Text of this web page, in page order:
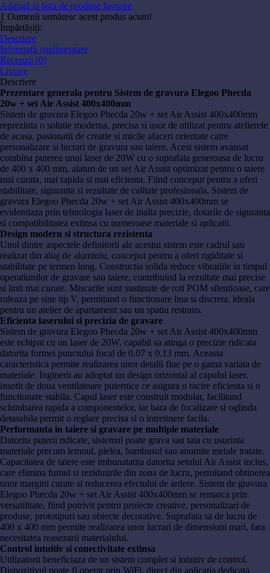
Adaugă la lista de produse favorite
1 Oamenii urmăresc acest produs acum!
Împărtășiți:
Descriere
Informații suplimentare
Recenzii (0)
Livrare
Descriere
Prezentare generala pentru Sistem de gravura Elegoo Phecda
20w + set Air Assist 400x400mm
Sistem de gravura Elegoo Phecda 20w + set Air Assist 400x400mm
reprezinta o solutie moderna, precisa si usor de utilizat pentru atelierele
de acasa, pasionatii de creatie si micile afaceri orientate catre
personalizare si lucrari de gravura sau taiere. Acest sistem avansat
combina puterea unui laser de 20W cu o suprafata generoasa de lucru
de 400 x 400 mm, alaturi de un set Air Assist optimizat pentru o taiere
mai curata, mai rapida si mai eficienta. Fiind conceput pentru a oferi
stabilitate, siguranta si rezultate de calitate profesionala, Sistem de
gravura Elegoo Phecda 20w + set Air Assist 400x400mm se
evidentiaza prin tehnologia laser de inalta precizie, dotarile de siguranta
si compatibilitatea extinsa cu numeroase materiale si aplicatii.
Design modern si structura rezistenta
Unul dintre aspectele definitorii ale acestui sistem este cadrul sau
realizat din aliaj de aluminiu, conceput pentru a oferi rigiditate si
stabilitate pe termen lung. Constructia solida reduce vibratiile in timpul
operatiunilor de gravare sau taiere, contribuind la rezultate mai precise
si linii mai curate. Miscarile sunt sustinute de roti POM silentioase, care
ruleaza pe sine tip V, permitand o functionare lina si discreta, ideala
pentru un atelier de apartament sau un spatiu restrans.
Eficienta laserului si precizia de gravare
Sistem de gravura Elegoo Phecda 20w + set Air Assist 400x400mm
este echipat cu un laser de 20W, capabil sa atinga o precizie ridicata
datorita formei punctului focal de 0.07 x 0.13 mm. Aceasta
caracteristica permite realizarea unor detalii fine pe o gama variata de
materiale. Inginerii au adoptat un design orizontal al capului laser,
insotit de doua ventilatoare puternice ce asigura o racire eficienta si o
functionare stabila. Capul laser este construit modular, facilitand
schimbarea rapida a componentelor, iar bara de focalizare si oglinda
detasabila permit o reglare precisa si o intretinere facila.
Performanta in taiere si gravare pe multiple materiale
Datorita puterii ridicate, sistemul poate grava sau taia cu usurinta
materiale precum lemnul, pielea, bambusul sau anumite metale tratate.
Capacitatea de taiere este imbunatatita datorita setului Air Assist inclus,
care elimina fumul si reziduurile din zona de lucru, permitand obtinerea
unor margini curate si reducerea efectului de ardere. Sistem de gravura
Elegoo Phecda 20w + set Air Assist 400x400mm se remarca prin
versatilitate, fiind potrivit pentru proiecte creative, personalizari de
produse, prototipuri sau obiecte decorative. Suprafata sa de lucru de
400 x 400 mm permite realizarea unor lucrari de dimensiuni mari, fara
necesitatea reasezarii materialului.
Control intuitiv si conectivitate extinsa
Utilizatorii beneficiaza de un sistem complet si intuitiv de control.
Dispozitivul poate fi operat prin WiFi, direct din aplicatia dedicata